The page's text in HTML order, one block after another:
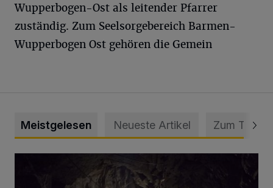
Wupperbogen-Ost als leitender Pfarrer
zuständig. Zum Seelsorgebereich Barmen-
Wupperbogen Ost gehören die Gemein
Meistgelesen Neueste Artikel Zum Thema